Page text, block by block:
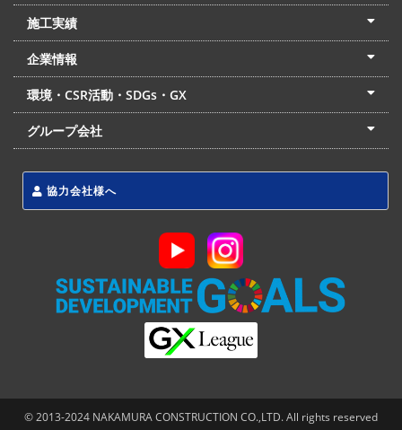
土木本部
建築本部
PPP・PFI
リフォーム・リノベーション
中村建設の家
施工実績
土木部門
建築部門
リフォーム部門
住宅部門
名古屋支店
東京支店
企業情報
会社概要
経営理念
沿革
リクルート
最新情報
お問合せ
環境・CSR活動・SDGs・GX
LSS流動化処理工法
CSR・SDGs・GX
発電事業
次世代ZEBオフィス
グループ会社
協力会社様へ
© 2013-2024 NAKAMURA CONSTRUCTION CO.,LTD. All rights reserved